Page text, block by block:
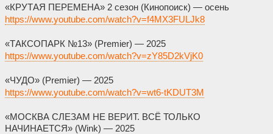
«КРУТАЯ ПЕРЕМЕНА» 2 сезон (Кинопоиск) — осень
https://www.youtube.com/watch?v=f4MX3FULJk8
«ТАКСОПАРК №13» (Premier) — 2025
https://www.youtube.com/watch?v=zY85D2kVjK0
«ЧУДО» (Premier) — 2025
https://www.youtube.com/watch?v=wt6-tKDUT3M
«МОСКВА СЛЕЗАМ НЕ ВЕРИТ. ВСЁ ТОЛЬКО
НАЧИНАЕТСЯ» (Wink) — 2025